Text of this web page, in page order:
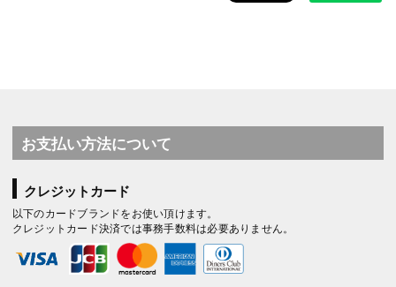
お支払い方法について
クレジットカード
以下のカードブランドをお使い頂けます。
クレジットカード決済では事務手数料は必要ありません。